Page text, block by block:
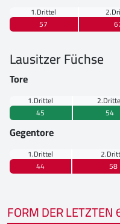
1.Drittel
57
Lausitzer Füchse
Tore
1.Drittel
45
54
Gegentore
1.Drittel
44
58
FORM DER LETZTEN